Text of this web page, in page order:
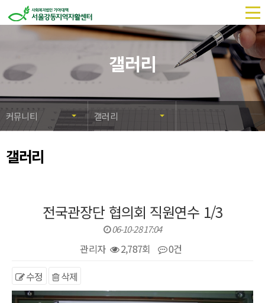
메
뉴
열
기
갤러리
커뮤니티 갤러리
갤러리
전국관장단 협의회 직원연수 1/3
06-10-28 17:04
관리자 2,787회
0건
수정
삭제
본문